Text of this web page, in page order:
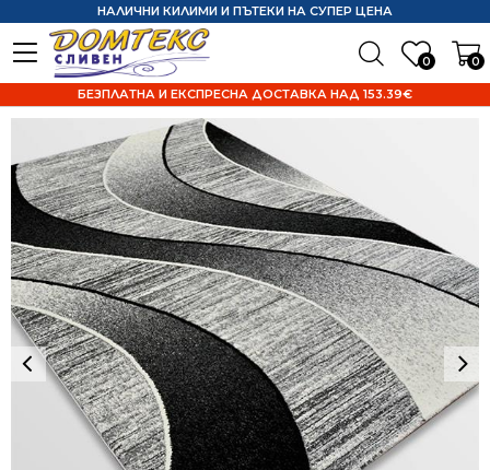
0 0
НАЛИЧНИ КИЛИМИ И ПЪТЕКИ НА СУПЕР ЦЕНА
БЕЗПЛАТНА И ЕКСПРЕСНА ДОСТАВКА НАД 153.39€